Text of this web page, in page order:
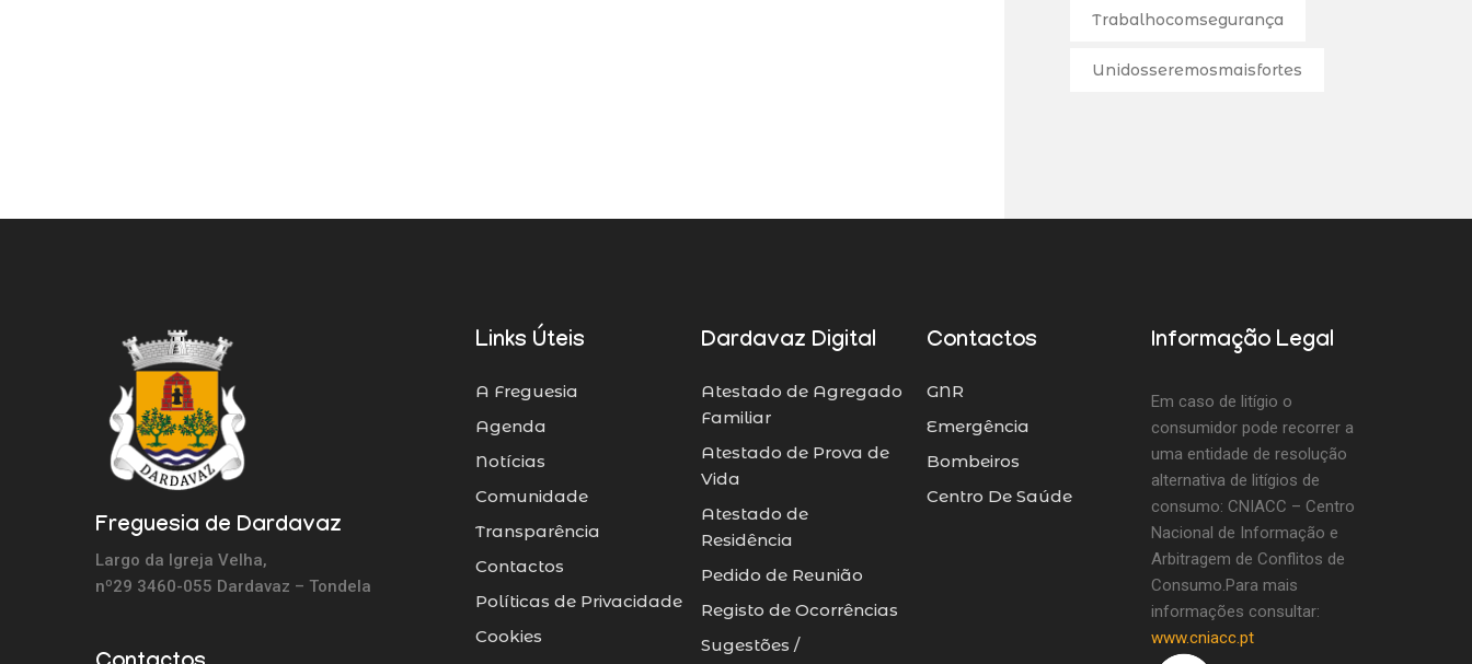
Trabalhocomsegurança
Unidosseremosmaisfortes
Freguesia de Dardavaz
Largo da Igreja Velha,
nº29 3460-055 Dardavaz – Tondela
Links Úteis
A Freguesia
Agenda
Notícias
Comunidade
Transparência
Contactos
Políticas de Privacidade
Cookies
Dardavaz Digital
Atestado de Agregado
Familiar
Atestado de Prova de
Vida
Atestado de
Residência
Pedido de Reunião
Registo de Ocorrências
Sugestões /
Contactos
GNR
Emergência
Bombeiros
Centro De Saúde
Informação Legal
Em caso de litígio o
consumidor pode recorrer a
uma entidade de resolução
alternativa de litígios de
consumo: CNIACC – Centro
Nacional de Informação e
Arbitragem de Conflitos de
Consumo.Para mais
informações consultar:
www.cniacc.pt